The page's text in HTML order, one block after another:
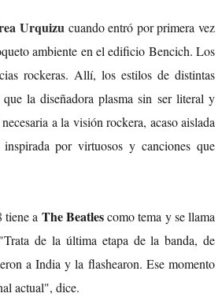
Urquizu cuando entró por primera vez
ambiente en el edificio Bencich. Los
rockeras. Allí, los estilos de distintas
la diseñadora plasma sin ser literal y
a la visión rockera, acaso aislada
por virtuosos y canciones que
a The Beatlescomo tema y se llama
de la última etapa de la banda, de
a India y la flashearon. Ese momento
actual", dice.